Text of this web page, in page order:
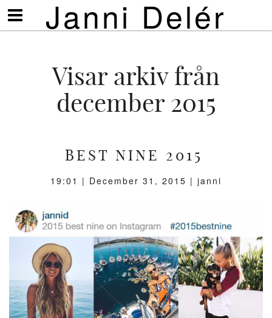
Janni Delér
Visa/göm
meny
Visar arkiv från
december 2015
BEST NINE 2015
19:01 | December 31, 2015 | janni